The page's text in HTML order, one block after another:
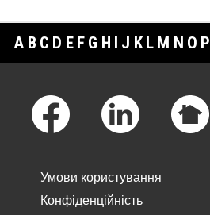
A B C D E F G H J K L M N O P
Умови користування
Конфіденційність